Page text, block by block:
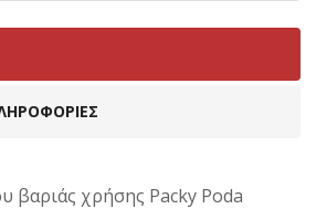
βαριάς χρήσης Packy Poda